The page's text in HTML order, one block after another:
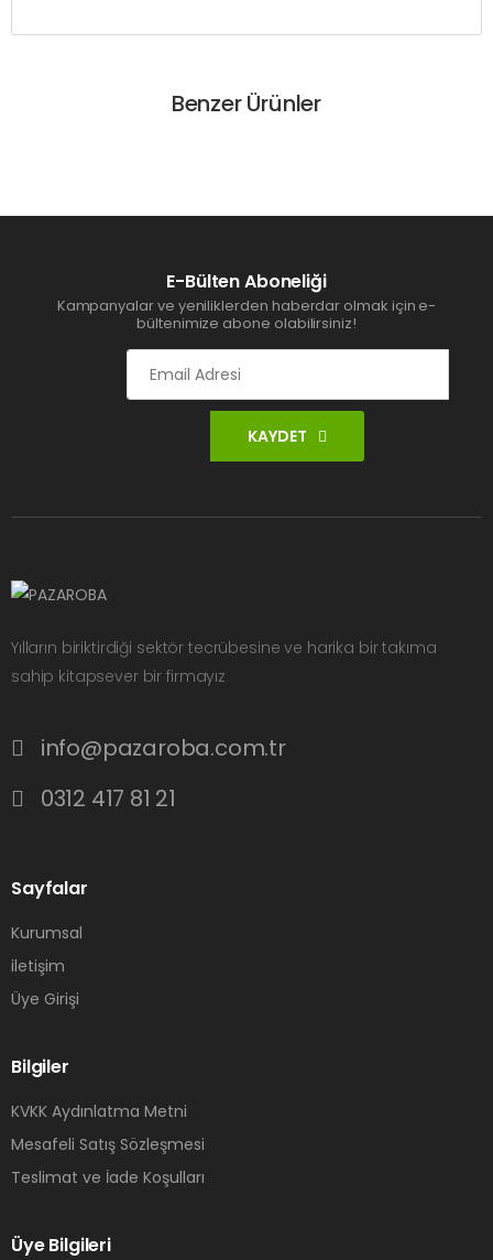
Benzer Ürünler
E-Bülten Aboneliği
Kampanyalar ve yeniliklerden haberdar olmak için e-
bültenimize abone olabilirsiniz!
KAYDET
Yılların biriktirdiği sektör tecrübesine ve harika bir takıma
sahip kitapsever bir firmayız
info@pazaroba.com.tr
0312 417 81 21
Sayfalar
Kurumsal
iletişim
Üye Girişi
Bilgiler
KVKK Aydınlatma Metni
Mesafeli Satış Sözleşmesi
Teslimat ve İade Koşulları
Üye Bilgileri